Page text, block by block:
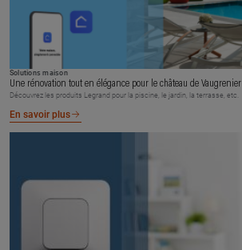
Solutions maison
Une rénovation tout en élégance pour le château de Vaugrenier
Découvrez les produits Legrand pour la piscine, le jardin, la terrasse, etc.
En savoir plus